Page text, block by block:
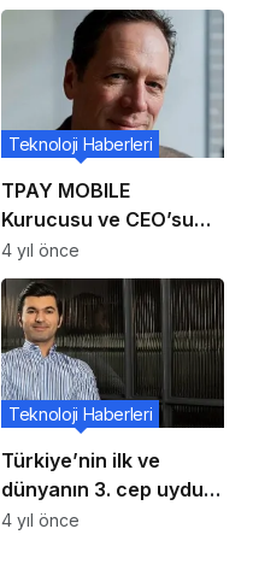
TPAY MOBILE
Kurucusu ve CEO’su
Sahar Salama, CEO
görevini bırakarak
Grup Yönetim Kurulu
Başkanlığı görevine
geldi
Teknoloji Haberleri
4 yıl önce
Türkiye’nin ilk ve
dünyanın 3. cep uydu
ağı girişimi Hello
Teknoloji Haberleri
4 yıl önce